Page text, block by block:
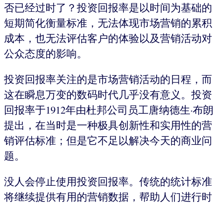
否已经过时了？投资回报率是以时间为基础的
短期简化衡量标准，无法体现市场营销的累积
成本，也无法评估客户的体验以及营销活动对
公众态度的影响。
投资回报率关注的是市场营销活动的日程，而
这在瞬息万变的数码时代几乎没有意义。投资
回报率于1912年由杜邦公司员工唐纳德生·布朗
提出，在当时是一种极具创新性和实用性的营
销评估标准；但是它不足以解决今天的商业问
题。
没人会停止使用投资回报率。传统的统计标准
将继续提供有用的营销数据，帮助人们进行时